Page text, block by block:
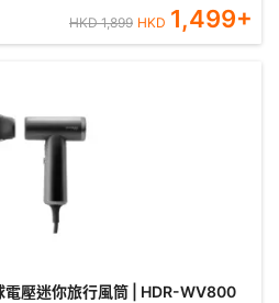
HKD1,899 HKD 1,499+
壓迷你旅行風筒 | HDR-WV800